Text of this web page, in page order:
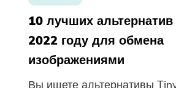
10 лучших
2022 году для обмена
изображениями
Вы ищете альтернативы